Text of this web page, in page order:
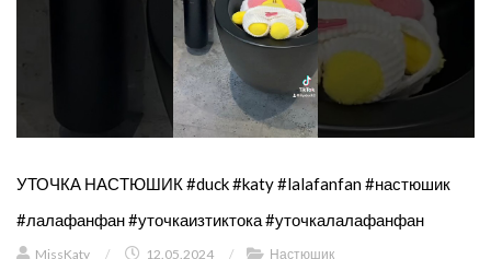
УТОЧКА НАСТЮШИК #duck #katy #lalafanfan #настюшик
#лалафанфан #уточкаизтиктока #уточкалалафанфан
MissKaty / 12.05.2024 / Настюшик